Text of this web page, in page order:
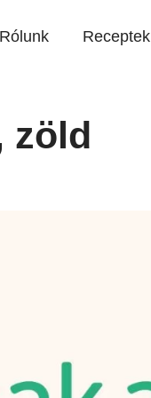
Rólunk Receptek
zöld